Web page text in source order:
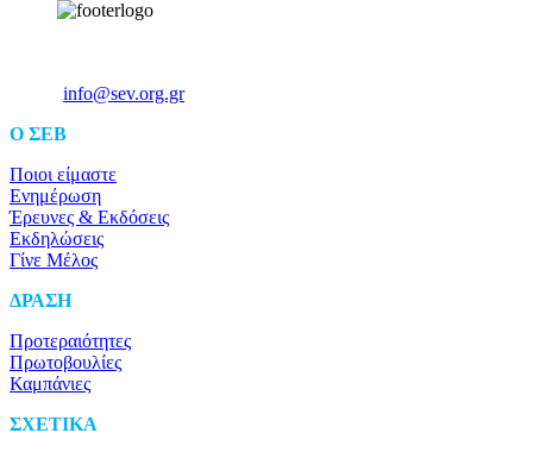
info@sev.org.gr
O ΣΕΒ
Ποιοι είμαστε
Ενημέρωση
Έρευνες & Εκδόσεις
Εκδηλώσεις
Γίνε Μέλος
ΔΡΑΣΗ
Προτεραιότητες
Πρωτοβουλίες
Καμπάνιες
ΣΧΕΤΙΚΑ